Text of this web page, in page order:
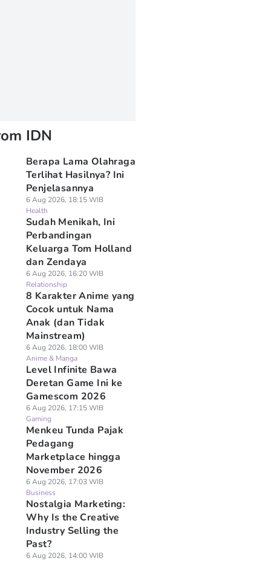
IDN
Berapa Lama Olahraga
Terlihat Hasilnya? Ini
Penjelasannya
6 Aug 2026, 18:15 WIB
Health
Sudah Menikah, Ini
Perbandingan
Keluarga Tom Holland
dan Zendaya
6 Aug 2026, 16:20 WIB
Relationship
8 Karakter Anime yang
Cocok untuk Nama
Anak (dan Tidak
Mainstream)
6 Aug 2026, 18:00 WIB
Anime & Manga
Level Infinite Bawa
Deretan Game Ini ke
Gamescom 2026
6 Aug 2026, 17:15 WIB
Gaming
Menkeu Tunda Pajak
Pedagang
Marketplace hingga
November 2026
6 Aug 2026, 17:03 WIB
Business
Nostalgia Marketing:
Why Is the Creative
Industry Selling the
Past?
6 Aug 2026, 14:00 WIB